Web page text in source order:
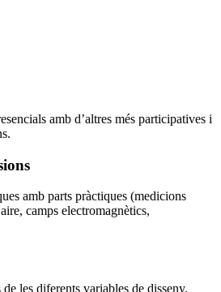
amb d’altres més participatives i
amb parts pràctiques (medicions
camps electromagnètics,
les diferents variables de disseny.